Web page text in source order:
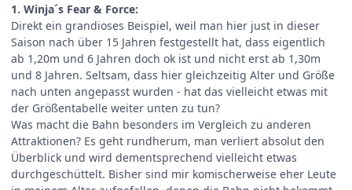
1. Winja´s Fear & Force:
Direkt ein grandioses Beispiel, weil man hier just in dieser
Saison nach über 15 Jahren festgestellt hat, dass eigentlich
ab 1,20m und 6 Jahren doch ok ist und nicht erst ab 1,30m
und 8 Jahren. Seltsam, dass hier gleichzeitig Alter und Größe
nach unten angepasst wurden - hat das vielleicht etwas mit
der Größentabelle weiter unten zu tun?
Was macht die Bahn besonders im Vergleich zu anderen
Attraktionen? Es geht rundherum, man verliert absolut den
Überblick und wird dementsprechend vielleicht etwas
durchgeschüttelt. Bisher sind mir komischerweise eher Leute